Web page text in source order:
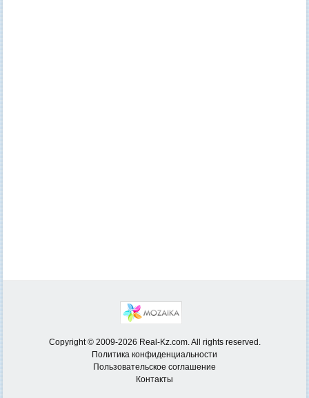
Copyright © 2009-2026 Real-Kz.com. All rights reserved.
Политика конфиденциальности
Пользовательское соглашение
Контакты